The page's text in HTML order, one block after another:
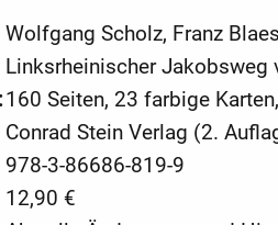
Wolfgang Scholz, Franz
Linksrheinischer Jakobsweg
160 Seiten, 23 farbige
Conrad Stein Verlag (2.
978-3-86686-819-9
12,90 €